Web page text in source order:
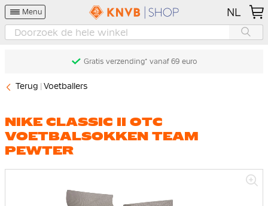
Menu NL
Gratis verzending* vanaf 69 euro
Terug Voetballers
NIKE CLASSIC II OTC
VOETBALSOKKEN TEAM
PEWTER